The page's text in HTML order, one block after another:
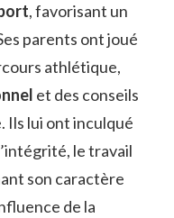
, favorisant un
parents ont joué
athlétique,
et des conseils
Ils lui ont inculqué
le travail
son caractère
de la